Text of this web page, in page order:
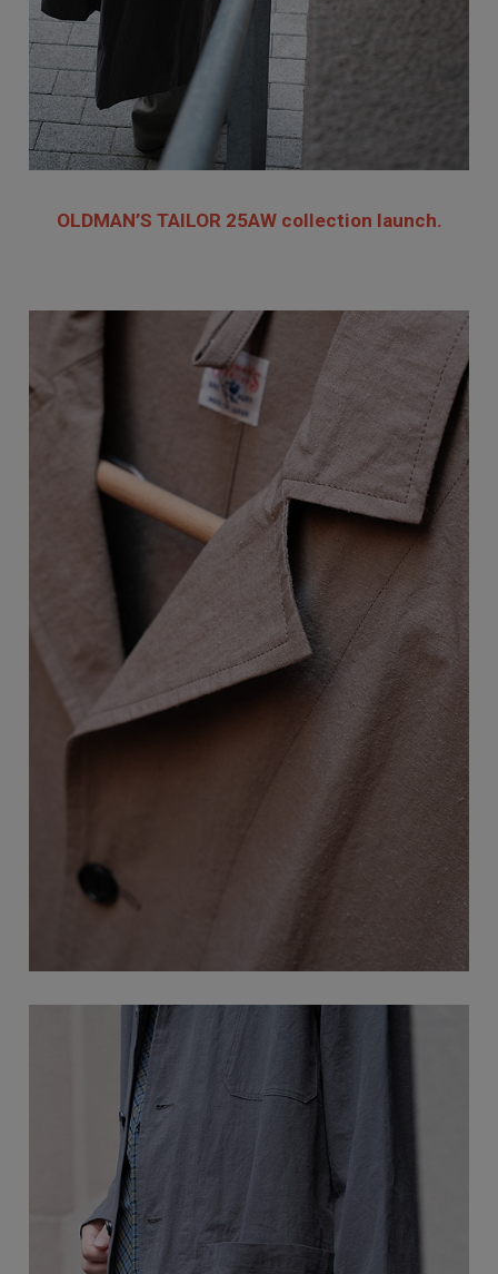
OLDMAN’S TAILOR 25AW collection launch.